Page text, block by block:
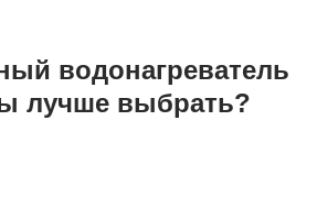
водонагреватель
лучше выбрать?